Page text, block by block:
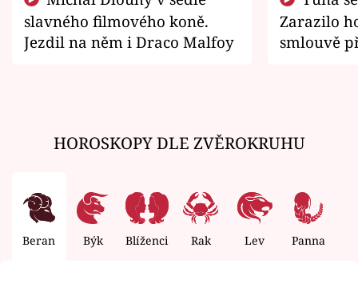
slavného filmového koně.
Jezdil na něm i Draco Malfoy
Zarazilo
smlouvě
HOROSKOPY DLE ZVĚROKRUHU
Beran Býk Blíženci Rak Lev Panna